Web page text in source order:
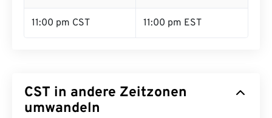
11:00 pm CST 11:00 pm EST
CST in andere Zeitzonen
umwandeln